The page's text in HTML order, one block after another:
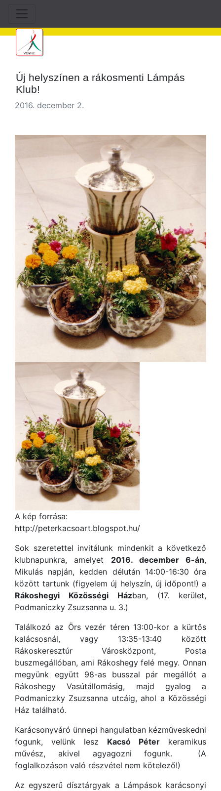
Új helyszínen a rákosmenti Lámpás
Klub!
2016. december 2.
A kép forrása:
http://peterkacsoart.blogspot.hu/
Sok szeretettel invitálunk mindenkit a következő
klubnapunkra, amelyet 2016. december 6-án,
Mikulás napján, kedden délután 14:00-16:30 óra
között tartunk (figyelem új helyszín, új időpont!) a
Rákoshegyi Közösségi Házban, (17. kerület,
Podmaniczky Zsuzsanna u. 3.)
Találkozó az Örs vezér téren 13:00-kor a kürtős
kalácsosnál, vagy 13:35-13:40 között
Rákoskeresztúr Városközpont, Posta
buszmegállóban, ami Rákoshegy felé megy. Onnan
megyünk együtt 98-as busszal pár megállót a
Rákoshegy Vasútállomásig, majd gyalog a
Podmaniczky Zsuzsanna utcáig, ahol a Közösségi
Ház található.
Karácsonyváró ünnepi hangulatban kézműveskedni
fogunk, velünk lesz Kacsó Péter keramikus
művész, akivel agyagozni fogunk. (A
foglalkozáson való részvétel nem kötelező!)
Az egyszerű dísztárgyak a Lámpások karácsonyi